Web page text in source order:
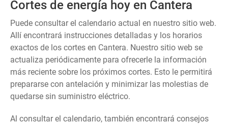
Cortes de energía hoy en Cantera
Puede consultar el calendario actual en nuestro sitio web.
Allí encontrará instrucciones detalladas y los horarios
exactos de los cortes en Cantera. Nuestro sitio web se
actualiza periódicamente para ofrecerle la información
más reciente sobre los próximos cortes. Esto le permitirá
prepararse con antelación y minimizar las molestias de
quedarse sin suministro eléctrico.
Al consultar el calendario, también encontrará consejos